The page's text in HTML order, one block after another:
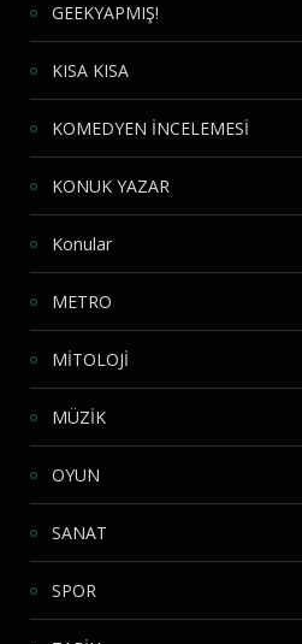
GEEKYAPMIŞ!
KISA KISA
KOMEDYEN İNCELEMESİ
KONUK YAZAR
Konular
METRO
MİTOLOJİ
MÜZİK
OYUN
SANAT
SPOR